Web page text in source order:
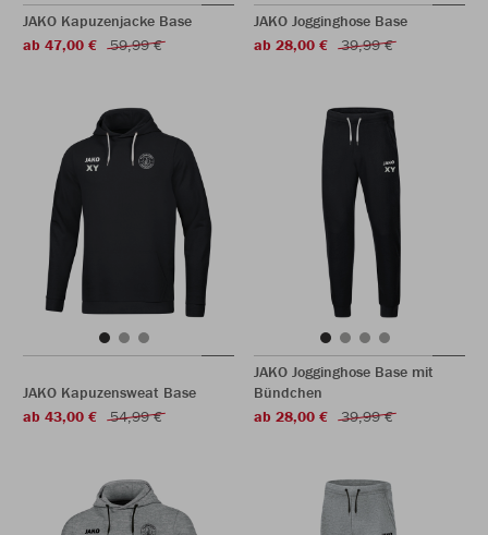
JAKO Kapuzenjacke Base
ab 47,00 €
59,99 €
JAKO Jogginghose Base
ab 28,00 €
39,99 €
JAKO Kapuzensweat Base
ab 43,00 €
54,99 €
JAKO Jogginghose Base mit
Bündchen
ab 28,00 €
39,99 €